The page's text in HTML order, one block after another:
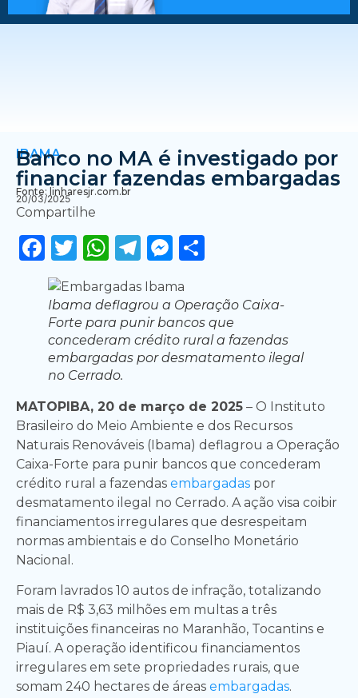
IBAMA
Banco no MA é investigado por
financiar fazendas embargadas
Fonte: linharesjr.com.br
20/03/2025
Compartilhe
Facebook
Twitter
WhatsApp
Telegram
Messenger
Ibama deflagrou a Operação Caixa-
Forte para punir bancos que
concederam crédito rural a fazendas
embargadas por desmatamento ilegal
no Cerrado.
MATOPIBA, 20 de março de 2025 – O Instituto
Brasileiro do Meio Ambiente e dos Recursos
Naturais Renováveis (Ibama) deflagrou a Operação
Caixa-Forte para punir bancos que concederam
crédito rural a fazendas embargadas por
desmatamento ilegal no Cerrado. A ação visa coibir
financiamentos irregulares que desrespeitam
normas ambientais e do Conselho Monetário
Nacional.
Foram lavrados 10 autos de infração, totalizando
mais de R$ 3,63 milhões em multas a três
instituições financeiras no Maranhão, Tocantins e
Piauí. A operação identificou financiamentos
irregulares em sete propriedades rurais, que
somam 240 hectares de áreas embargadas.